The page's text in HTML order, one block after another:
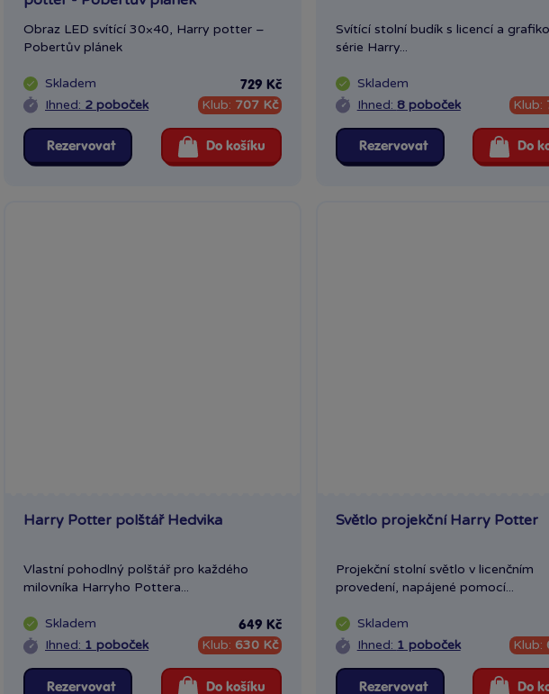
Obraz LED svítící 30×40, Harry potter –
Pobertův plánek
Skladem
Ihned: 2 poboček
729 Kč
Klub: 707 Kč
Rezervovat Do košíku
Svítící stolní budík s licencí a
série Harry...
Skladem
Ihned: 8 poboček Klub:
Rezervovat Do
Harry Potter polštář Hedvika
Vlastní pohodlný polštář pro každého
milovníka Harryho Pottera...
Skladem
Ihned: 1 poboček
649 Kč
Klub: 630 Kč
Rezervovat Do košíku
Světlo projekční Harry Potter
Projekční stolní světlo v licenčním
provedení, napájené pomocí...
Skladem
Ihned: 1 poboček Klub:
Rezervovat Do